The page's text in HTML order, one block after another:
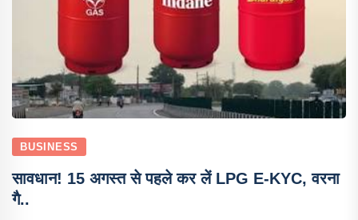
BUSINESS
सावधान! 15 अगस्त से पहले कर लें LPG E-KYC, वरना
गै..